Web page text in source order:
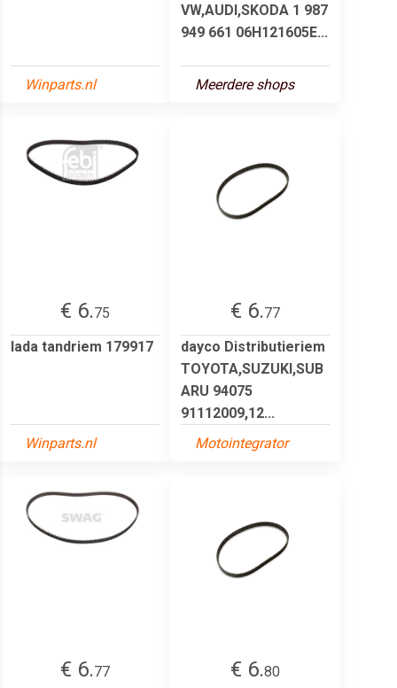
Winparts.nl
VW,AUDI,SKODA 1 987
949 661 06H121605E...
Meerdere shops
€ 6.75
lada tandriem 179917
Winparts.nl
€ 6.77
dayco Distributieriem
TOYOTA,SUZUKI,SUB
ARU 94075
91112009,12...
Motointegrator
€ 6.77
€ 6.80